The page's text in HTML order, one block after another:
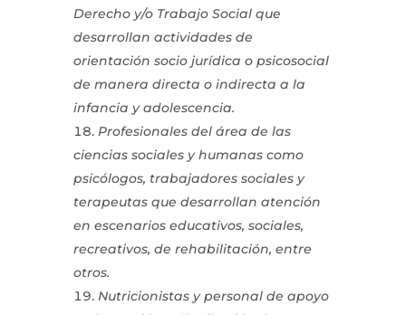
Derecho y/o Trabajo Social que
desarrollan actividades de
orientación socio jurídica o psicosocial
de manera directa o indirecta a la
infancia y adolescencia.
Profesionales del área de las
ciencias sociales y humanas como
psicólogos, trabajadores sociales y
terapeutas que desarrollan atención
en escenarios educativos, sociales,
recreativos, de rehabilitación, entre
otros.
Nutricionistas y personal de apoyo